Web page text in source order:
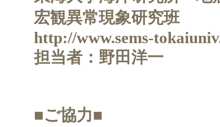
宏観異常現象研究班
http://www.sems-
担当者：野田洋一
■ご協力■